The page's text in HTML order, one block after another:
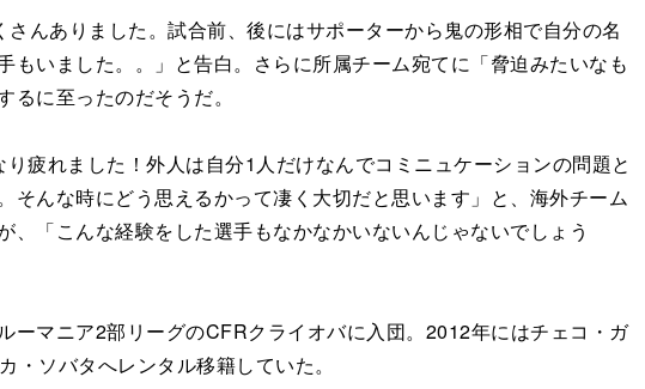
んありました。試合前、後にはサポーターから鬼の形相で自分の名
いました。。」と告白。さらに所属チーム宛てに「脅迫みたいなも
に至ったのだそうだ。
疲れました！外人は自分1人だけなんでコミニュケーションの問題と
んな時にどう思えるかって凄く大切だと思います」と、海外チーム
「こんな経験をした選手もなかなかいないんじゃないでしょう
マニア2部リーグのCFRクライオバに入団。2012年にはチェコ・ガ
ソバタへレンタル移籍していた。